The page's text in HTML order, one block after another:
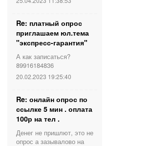
Re: платный опрос
приглашаем юл.тема
"экспресс-гарантия"
А как записаться?
89916184836
20.02.2023 19:25:40
Re: онлайн опрос по
ссылке 5 мин . оплата
100р на тел .
Денег не пришлют, это не
опрос а зазывалово на